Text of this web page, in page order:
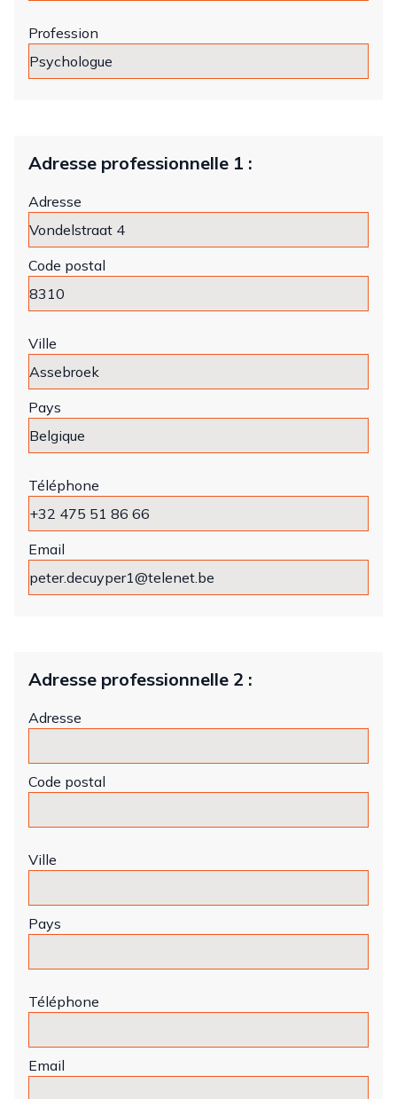
Profession
Adresse professionnelle 1 :
Adresse
Code postal
Ville
Pays
Téléphone
Email
Adresse professionnelle 2 :
Adresse
Code postal
Ville
Pays
Téléphone
Email